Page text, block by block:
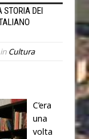
STORIA DEI
Cultura
C’era
una
volta